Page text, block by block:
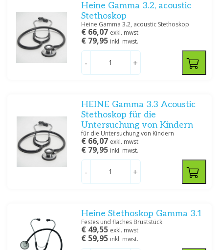
Heine Gamma 3.2, acoustic
Stethoskop
Heine Gamma 3.2, acoustic Stethoskop
€ 66,07 exkl. mwst
€ 79,95 inkl. mwst.
- +
HEINE Gamma 3.3 Acoustic
Stethoskop für die
Untersuchung von Kindern
für die Untersuchung von Kindern
€ 66,07 exkl. mwst
€ 79,95 inkl. mwst.
- +
Heine Stethoskop Gamma 3.1
Festes und flaches Bruststück
€ 49,55 exkl. mwst
€ 59,95 inkl. mwst.